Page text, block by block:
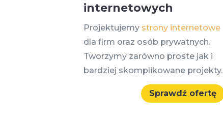
internetowych
Projektujemy strony internetowe
dla firm oraz osób prywatnych.
Tworzymy zarówno proste jak i
bardziej skomplikowane projekty.
Sprawdź ofertę